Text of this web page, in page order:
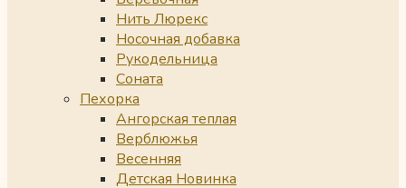
Нить Люрекс
Носочная добавка
Рукодельница
Соната
Пехорка
Ангорская теплая
Верблюжья
Весенняя
Детская Новинка